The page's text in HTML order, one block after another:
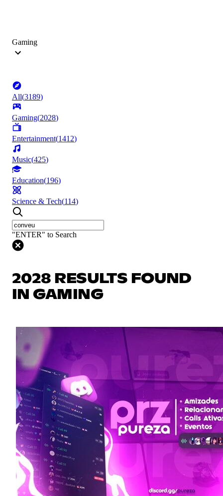
Gaming
All(3189)
Gaming(2028)
Entertainment(1412)
Music(425)
Education(196)
Science & Tech(114)
"ENTER" to Search
2028 RESULTS FOUND
IN GAMING